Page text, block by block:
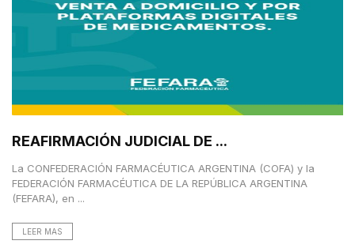
REAFIRMACIÓN JUDICIAL DE ...
La CONFEDERACIÓN FARMACÉUTICA ARGENTINA (COFA) y la
FEDERACIÓN FARMACÉUTICA DE LA REPÚBLICA ARGENTINA
(FEFARA), en ...
LEER MAS